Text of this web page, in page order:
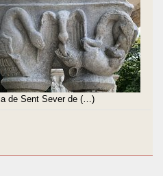
de Sent Sever de (…)